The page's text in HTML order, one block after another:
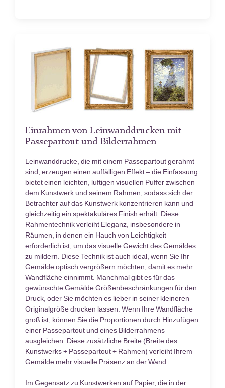
Einrahmen von Leinwanddrucken mit
Passepartout und Bilderrahmen
Leinwanddrucke, die mit einem Passepartout gerahmt
sind, erzeugen einen auffälligen Effekt – die Einfassung
bietet einen leichten, luftigen visuellen Puffer zwischen
dem Kunstwerk und seinem Rahmen, sodass sich der
Betrachter auf das Kunstwerk konzentrieren kann und
gleichzeitig ein spektakuläres Finish erhält. Diese
Rahmentechnik verleiht Eleganz, insbesondere in
Räumen, in denen ein Hauch von Leichtigkeit
erforderlich ist, um das visuelle Gewicht des Gemäldes
zu mildern. Diese Technik ist auch ideal, wenn Sie Ihr
Gemälde optisch vergrößern möchten, damit es mehr
Wandfläche einnimmt. Manchmal gibt es für das
gewünschte Gemälde Größenbeschränkungen für den
Druck, oder Sie möchten es lieber in seiner kleineren
Originalgröße drucken lassen. Wenn Ihre Wandfläche
groß ist, können Sie die Proportionen durch Hinzufügen
einer Passepartout und eines Bilderrahmens
ausgleichen. Diese zusätzliche Breite (Breite des
Kunstwerks + Passepartout + Rahmen) verleiht Ihrem
Gemälde mehr visuelle Präsenz an der Wand.
Im Gegensatz zu Kunstwerken auf Papier, die in der